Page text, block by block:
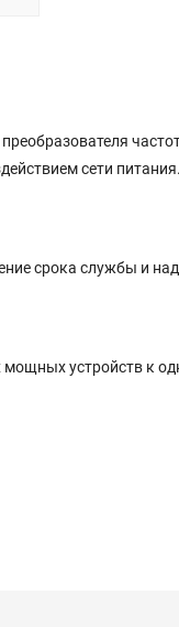
сети питания.
срока службы и
устройств к